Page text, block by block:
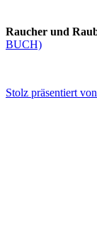
Raucher und
BUCH)
Stolz präsentiert